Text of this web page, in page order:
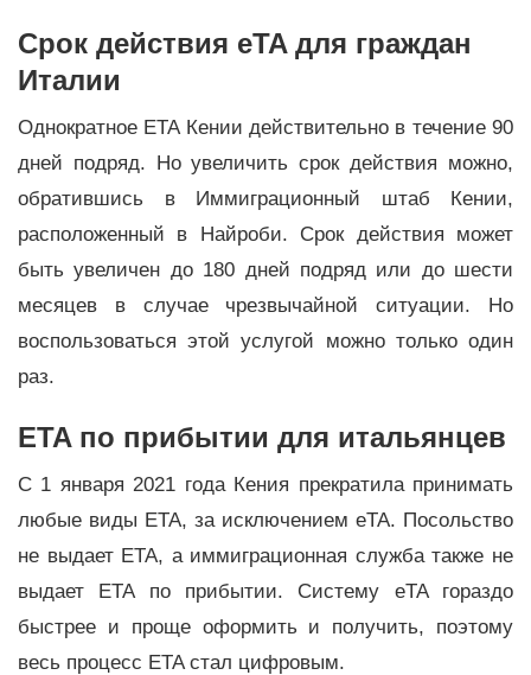
Срок действия eTA для граждан
Италии
Однократное ETA Кении действительно в течение 90
дней подряд. Но увеличить срок действия можно,
обратившись в Иммиграционный штаб Кении,
расположенный в Найроби. Срок действия может
быть увеличен до 180 дней подряд или до шести
месяцев в случае чрезвычайной ситуации. Но
воспользоваться этой услугой можно только один
раз.
ETA по прибытии для итальянцев
С 1 января 2021 года Кения прекратила принимать
любые виды ETA, за исключением eTA. Посольство
не выдает ETA, а иммиграционная служба также не
выдает ETA по прибытии. Систему eTA гораздо
быстрее и проще оформить и получить, поэтому
весь процесс ETA стал цифровым.